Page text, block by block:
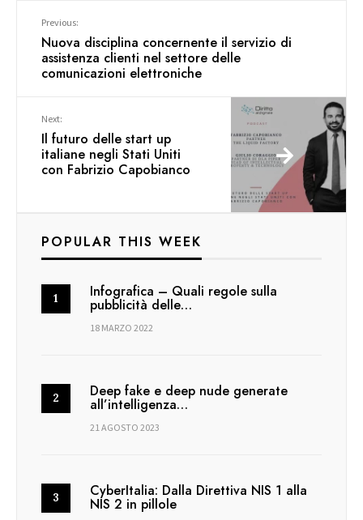
Previous:
Nuova disciplina concernente il servizio di
assistenza clienti nel settore delle
comunicazioni elettroniche
Next:
Il futuro delle start up
italiane negli Stati Uniti
con Fabrizio Capobianco
POPULAR THIS WEEK
Infografica – Quali regole sulla
pubblicità delle…
18 MARZO 2022
Deep fake e deep nude generate
all’intelligenza…
21 AGOSTO 2023
CyberItalia: Dalla Direttiva NIS 1 alla
NIS 2 in pillole